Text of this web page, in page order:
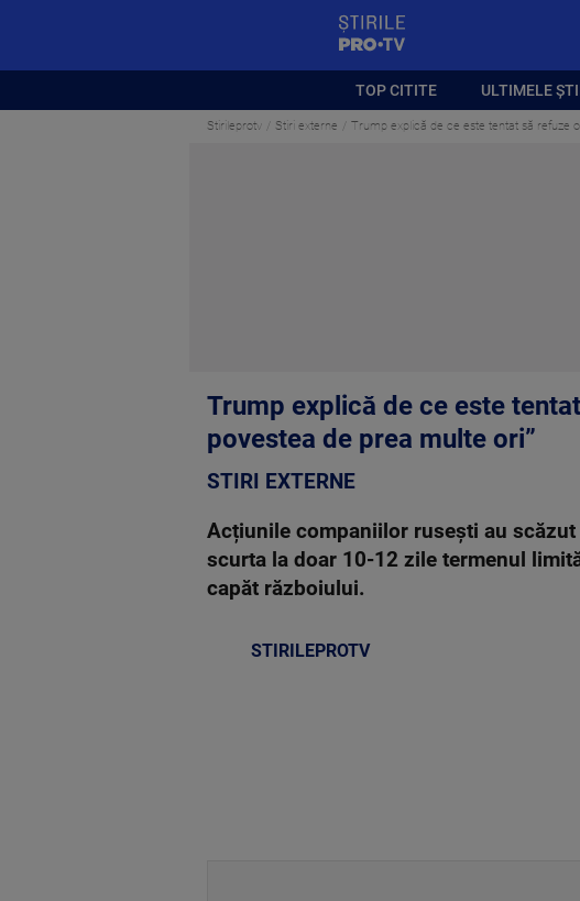
TOP CITITE ULTIMELE
Stirileprotv Stiri externe Trump explică de ce este tentat să refuze
Trump explică de ce este
povestea de prea multe ori”
STIRI EXTERNE
Acțiunile companiilor rusești au
scurta la doar 10-12 zile termenul
capăt războiului.
STIRILEPROTV